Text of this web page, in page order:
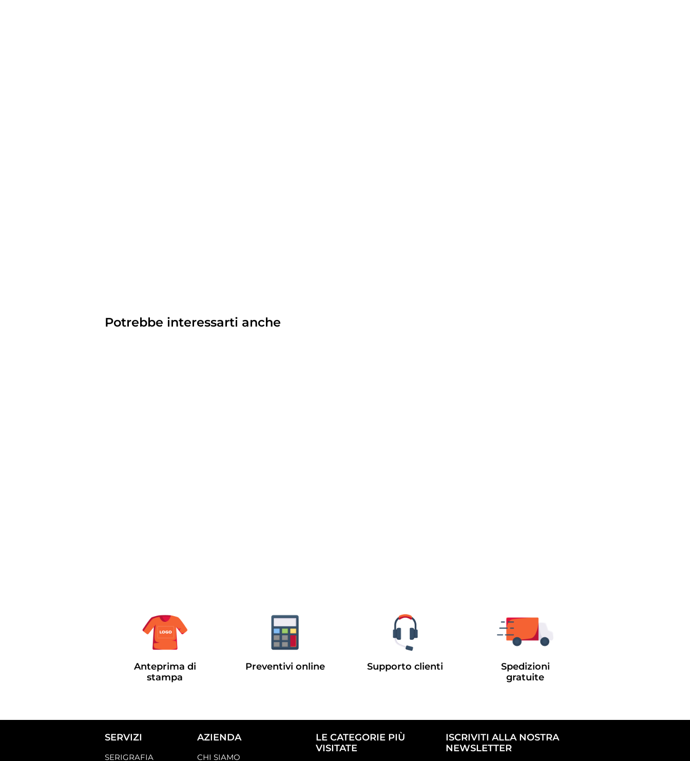
Potrebbe interessarti anche
Anteprima di
stampa
Preventivi online Supporto clienti
Spedizioni
gratuite
SERVIZI
SERIGRAFIA
AZIENDA
CHI SIAMO
LE CATEGORIE PIÙ
VISITATE
ISCRIVITI ALLA NOSTRA
NEWSLETTER